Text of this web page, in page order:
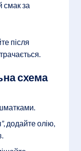
за
після
схема
додайте олію,